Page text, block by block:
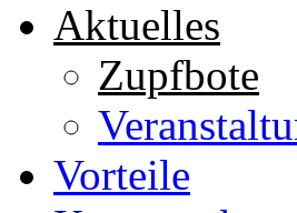
Aktuelles
Zupfbote
Vorteile